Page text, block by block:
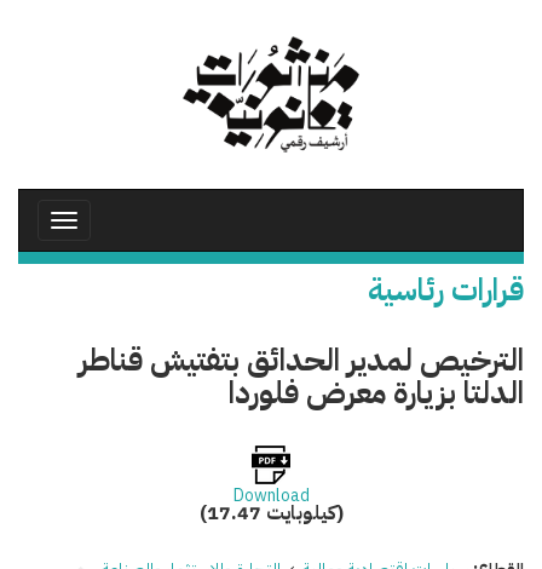
Toggle
قرارات رئاسية
الترخيص لمدير الحدائق بتفتيش قناطر
الدلتا بزيارة معرض فلوردا
Download
(17.47 كيلوبايت)